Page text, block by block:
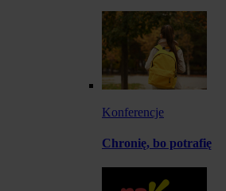
Konferencje
Chronię, bo potrafię